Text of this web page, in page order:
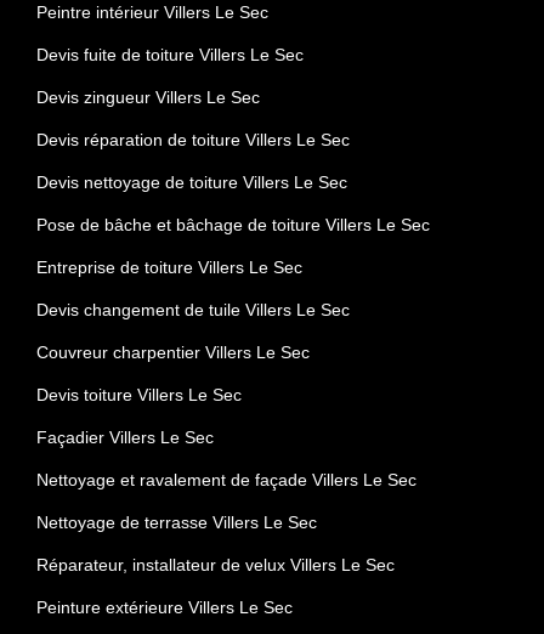
Peintre intérieur Villers Le Sec
Devis fuite de toiture Villers Le Sec
Devis zingueur Villers Le Sec
Devis réparation de toiture Villers Le Sec
Devis nettoyage de toiture Villers Le Sec
Pose de bâche et bâchage de toiture Villers Le Sec
Entreprise de toiture Villers Le Sec
Devis changement de tuile Villers Le Sec
Couvreur charpentier Villers Le Sec
Devis toiture Villers Le Sec
Façadier Villers Le Sec
Nettoyage et ravalement de façade Villers Le Sec
Nettoyage de terrasse Villers Le Sec
Réparateur, installateur de velux Villers Le Sec
Peinture extérieure Villers Le Sec